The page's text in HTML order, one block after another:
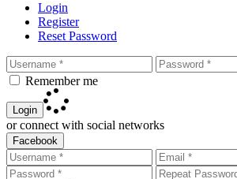
Login
Register
Reset Password
Remember me
Login
or connect with social networks
Facebook